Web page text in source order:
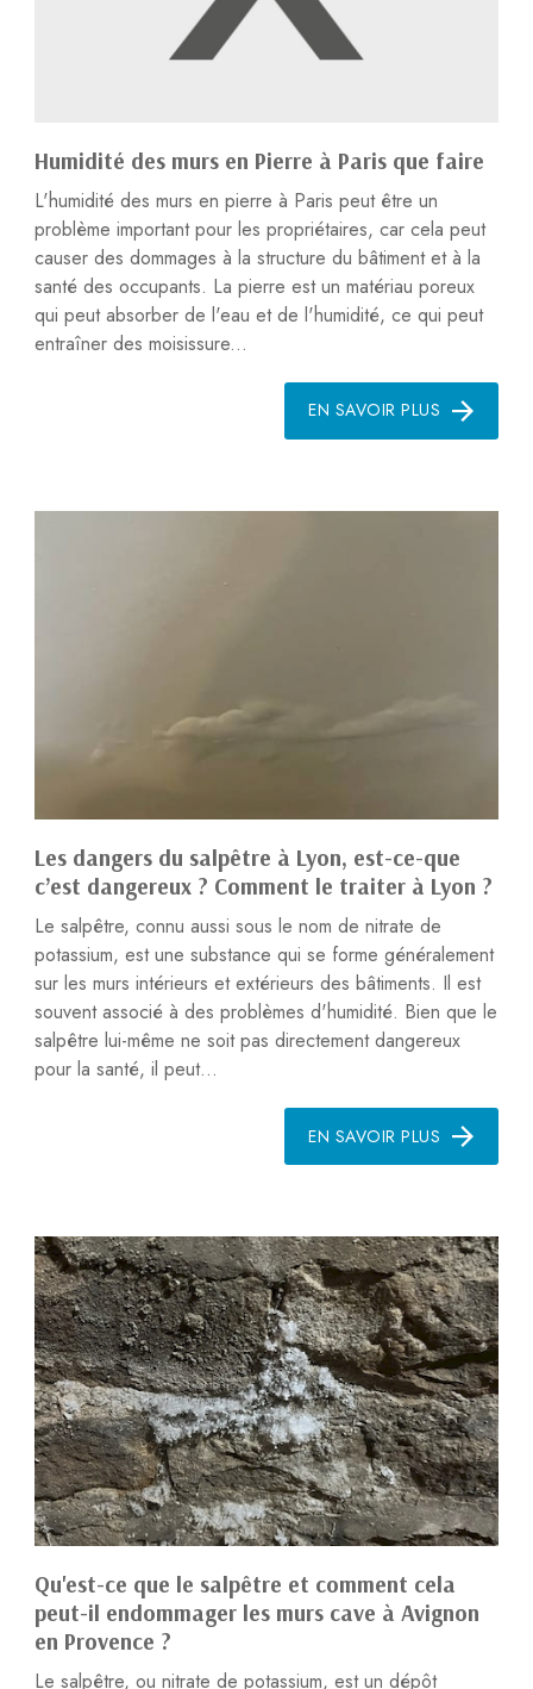
Humidité des murs en Pierre à Paris que faire
L'humidité des murs en pierre à Paris peut être un
problème important pour les propriétaires, car cela peut
causer des dommages à la structure du bâtiment et à la
santé des occupants. La pierre est un matériau poreux
qui peut absorber de l'eau et de l'humidité, ce qui peut
entraîner des moisissure...
EN SAVOIR PLUS
Les dangers du salpêtre à Lyon, est-ce-que
c’est dangereux ? Comment le traiter à Lyon ?
Le salpêtre, connu aussi sous le nom de nitrate de
potassium, est une substance qui se forme généralement
sur les murs intérieurs et extérieurs des bâtiments. Il est
souvent associé à des problèmes d'humidité. Bien que le
salpêtre lui-même ne soit pas directement dangereux
pour la santé, il peut...
EN SAVOIR PLUS
Qu'est-ce que le salpêtre et comment cela
peut-il endommager les murs cave à Avignon
en Provence ?
Le salpêtre, ou nitrate de potassium, est un dépôt